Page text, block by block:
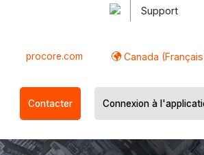
Support
procore.com Canada
Contacter Connexion à